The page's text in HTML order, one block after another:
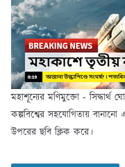
মহাশূন্যের মণিমুক্তো - সিদ্ধার্থ
কল্পবিশ্বের সহযোগিতায়
উপরের ছবি ক্লিক করে।